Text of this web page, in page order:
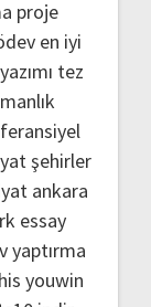
proje
en iyi
tez
şehirler
ankara
essay
yaptırma
youwin